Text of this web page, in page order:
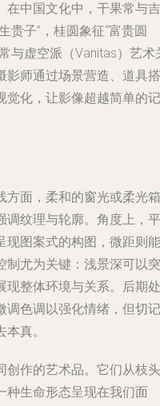
在中国文化中，干果常与吉
贵子”，桂圆象征“富贵圆
与虚空派（Vanitas）艺术
影师通过场景营造、道具搭
觉化，让影像超越简单的记
方面，柔和的窗光或柔光箱
调纹理与轮廓。角度上，平
现图案式的构图，微距则能
制尤为关键：浅景深可以突
现整体环境与关系。后期处
调色调以强化情绪，但切记
真。
创作的艺术品。它们从枝头
种生命形态呈现在我们面